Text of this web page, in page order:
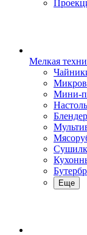
Мелкая
Мини-
Еще